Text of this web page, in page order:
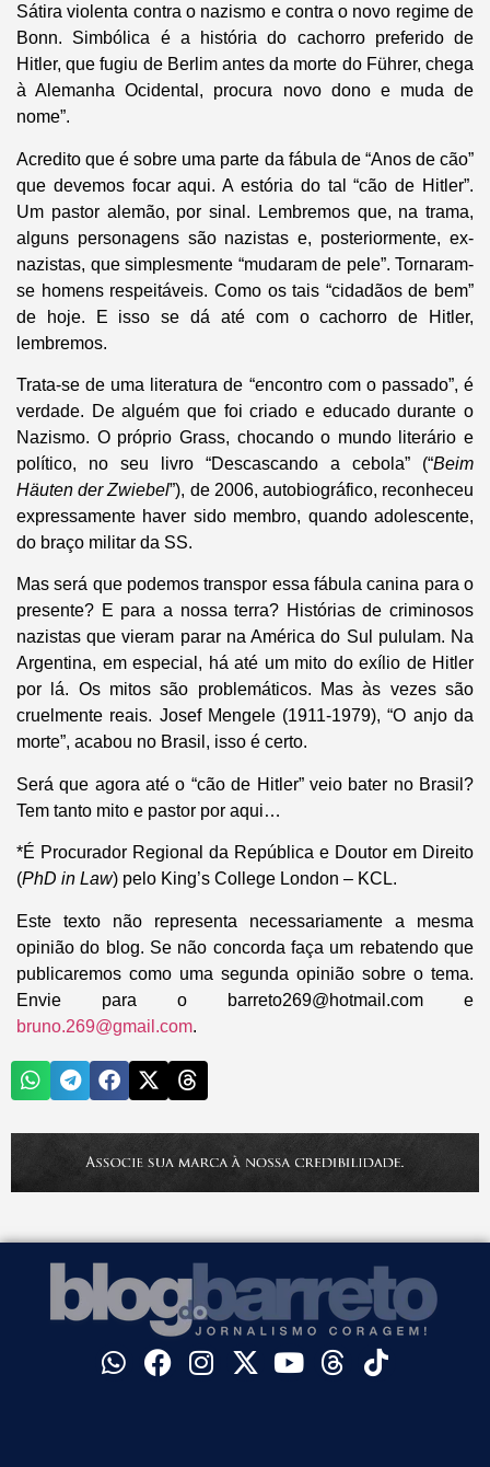
Sátira violenta contra o nazismo e contra o novo regime de
Bonn. Simbólica é a história do cachorro preferido de
Hitler, que fugiu de Berlim antes da morte do Führer, chega
à Alemanha Ocidental, procura novo dono e muda de
nome”.
Acredito que é sobre uma parte da fábula de “Anos de cão”
que devemos focar aqui. A estória do tal “cão de Hitler”.
Um pastor alemão, por sinal. Lembremos que, na trama,
alguns personagens são nazistas e, posteriormente, ex-
nazistas, que simplesmente “mudaram de pele”. Tornaram-
se homens respeitáveis. Como os tais “cidadãos de bem”
de hoje. E isso se dá até com o cachorro de Hitler,
lembremos.
Trata-se de uma literatura de “encontro com o passado”, é
verdade. De alguém que foi criado e educado durante o
Nazismo. O próprio Grass, chocando o mundo literário e
político, no seu livro “Descascando a cebola” (“Beim
Häuten der Zwiebel”), de 2006, autobiográfico, reconheceu
expressamente haver sido membro, quando adolescente,
do braço militar da SS.
Mas será que podemos transpor essa fábula canina para o
presente? E para a nossa terra? Histórias de criminosos
nazistas que vieram parar na América do Sul pululam. Na
Argentina, em especial, há até um mito do exílio de Hitler
por lá. Os mitos são problemáticos. Mas às vezes são
cruelmente reais. Josef Mengele (1911-1979), “O anjo da
morte”, acabou no Brasil, isso é certo.
Será que agora até o “cão de Hitler” veio bater no Brasil?
Tem tanto mito e pastor por aqui…
*É Procurador Regional da República e Doutor em Direito
(PhD in Law) pelo King’s College London – KCL.
Este texto não representa necessariamente a mesma
opinião do blog. Se não concorda faça um rebatendo que
publicaremos como uma segunda opinião sobre o tema.
Envie para o barreto269@hotmail.com e
bruno.269@gmail.com.